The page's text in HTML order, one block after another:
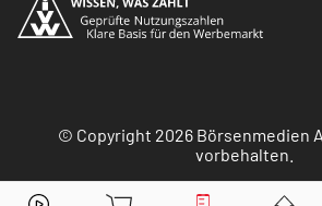
© Copyright 2026 Börsenmedien
vorbehalten.